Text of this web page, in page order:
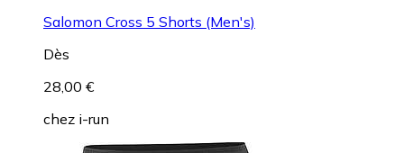
Salomon Cross 5 Shorts (Men's)
Dès
28,00 €
chez i-run